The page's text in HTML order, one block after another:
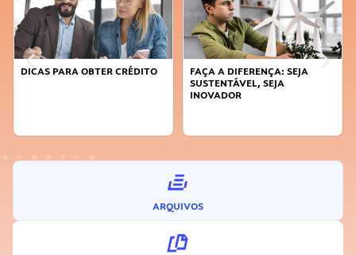
DICAS PARA OBTER CRÉDITO
FAÇA A DIFERENÇA: SEJA
SUSTENTÁVEL, SEJA
INOVADOR
ARQUIVOS